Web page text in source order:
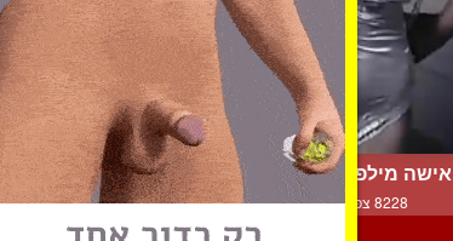
אישה מילפית בכותונת לילה...
8228 צפיות | 8 המלצות
יורד
6255 צפיות